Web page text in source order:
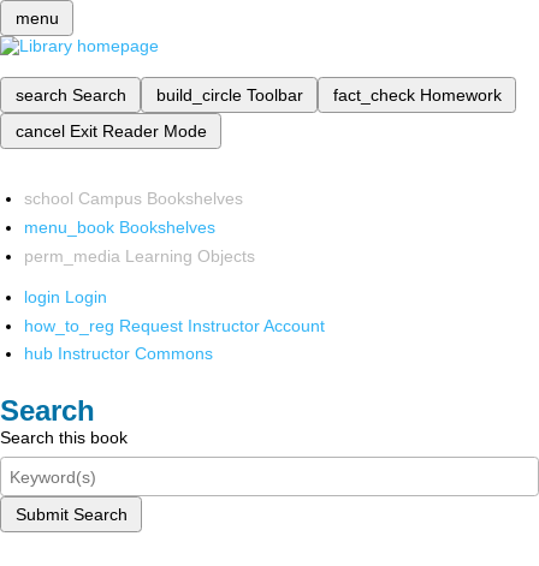
menu
search Search build_circle Toolbar fact_check Homework
cancel Exit Reader Mode
school Campus Bookshelves
menu_book Bookshelves
perm_media Learning Objects
login Login
how_to_reg Request Instructor Account
hub Instructor Commons
Search
Search this book
Submit Search